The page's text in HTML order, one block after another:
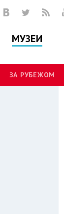
МУЗЕИ
ЗА РУБЕЖОМ